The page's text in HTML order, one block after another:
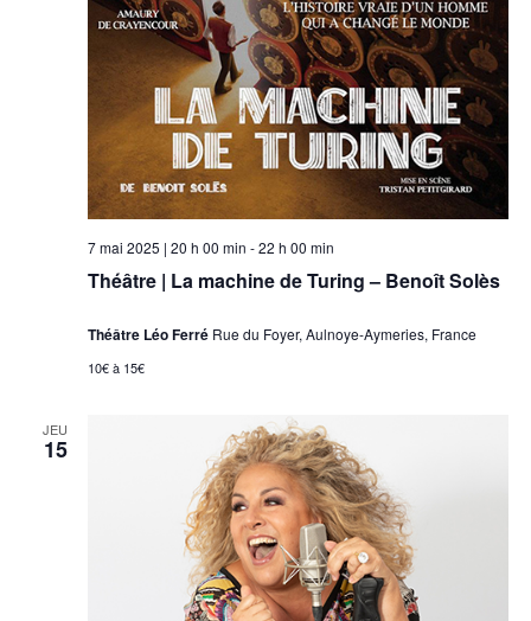
Théâtre | La machine de Turing – Benoît Solès
7 mai 2025 | 20 h 00 min -22 h 00 min
Théâtre Léo Ferré Rue du Foyer, Aulnoye-Aymeries, France
10€ à 15€
JEU
15